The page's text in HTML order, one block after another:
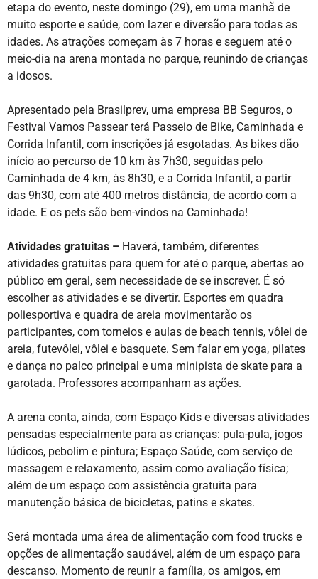
etapa do evento, neste domingo (29), em uma manhã de
muito esporte e saúde, com lazer e diversão para todas as
idades. As atrações começam às 7 horas e seguem até o
meio-dia na arena montada no parque, reunindo de crianças
a idosos.
Apresentado pela Brasilprev, uma empresa BB Seguros, o
Festival Vamos Passear terá Passeio de Bike, Caminhada e
Corrida Infantil, com inscrições já esgotadas. As bikes dão
início ao percurso de 10 km às 7h30, seguidas pelo
Caminhada de 4 km, às 8h30, e a Corrida Infantil, a partir
das 9h30, com até 400 metros distância, de acordo com a
idade. E os pets são bem-vindos na Caminhada!
Atividades gratuitas – Haverá, também, diferentes
atividades gratuitas para quem for até o parque, abertas ao
público em geral, sem necessidade de se inscrever. É só
escolher as atividades e se divertir. Esportes em quadra
poliesportiva e quadra de areia movimentarão os
participantes, com torneios e aulas de beach tennis, vôlei de
areia, futevôlei, vôlei e basquete. Sem falar em yoga, pilates
e dança no palco principal e uma minipista de skate para a
garotada. Professores acompanham as ações.
A arena conta, ainda, com Espaço Kids e diversas atividades
pensadas especialmente para as crianças: pula-pula, jogos
lúdicos, pebolim e pintura; Espaço Saúde, com serviço de
massagem e relaxamento, assim como avaliação física;
além de um espaço com assistência gratuita para
manutenção básica de bicicletas, patins e skates.
Será montada uma área de alimentação com food trucks e
opções de alimentação saudável, além de um espaço para
descanso. Momento de reunir a família, os amigos, em